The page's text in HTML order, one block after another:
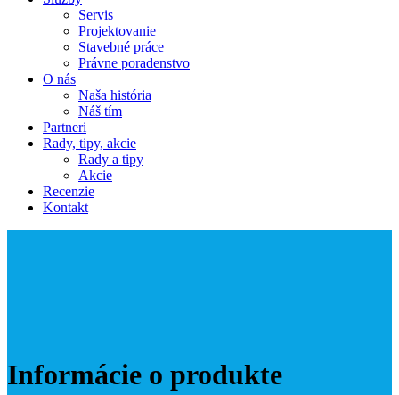
Servis
Projektovanie
Stavebné práce
Právne poradenstvo
O nás
Naša história
Náš tím
Partneri
Rady, tipy, akcie
Rady a tipy
Akcie
Recenzie
Kontakt
Informácie o produkte